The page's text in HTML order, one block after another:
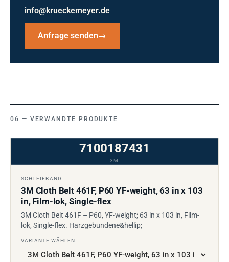
info@krueckemeyer.de
Anfrage senden→
VERWANDTE PRODUKTE
7100187431
3M
SCHLEIFBAND
3M Cloth Belt 461F, P60 YF-weight, 63 in x 103
in, Film-lok, Single-flex
3M Cloth Belt 461F – P60, YF-weight; 63 in x 103 in, Film-
lok, Single-flex. Harzgebundene&hellip;
VARIANTE WÄHLEN